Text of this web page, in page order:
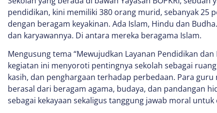
pendidikan, kini memiliki 380 orang murid, sebanyak 25
dengan beragam keyakinan. Ada Islam, Hindu dan
dan karyawannya. Di antara mereka beragama Islam.
Mengusung tema “Mewujudkan Layanan Pendidikan
kegiatan ini menyoroti pentingnya sekolah sebagai
kasih, dan penghargaan terhadap perbedaan. Para guru
berasal dari beragam agama, budaya, dan pandangan
sebagai kekayaan sekaligus tanggung jawab moral